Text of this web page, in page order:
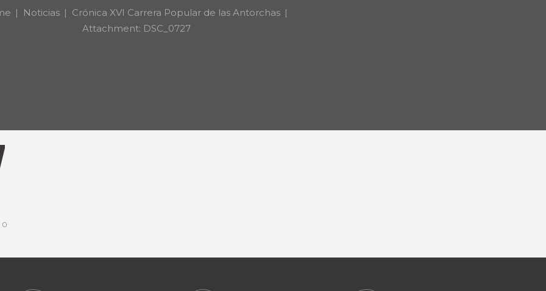
Noticias
Crónica XVI Carrera Popular de las Antorchas
Attachment: DSC_0727
0